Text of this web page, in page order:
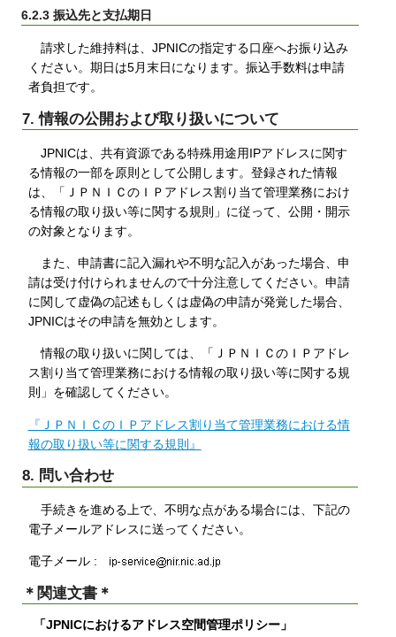
6.2.3 振込先と支払期日
請求した維持料は、JPNICの指定する口座へお振り込み
ください。期日は5月末日になります。振込手数料は申請
者負担です。
7. 情報の公開および取り扱いについて
JPNICは、共有資源である特殊用途用IPアドレスに関す
る情報の一部を原則として公開します。登録された情報
は、「ＪＰＮＩＣのＩＰアドレス割り当て管理業務におけ
る情報の取り扱い等に関する規則」に従って、公開・開示
の対象となります。
また、申請書に記入漏れや不明な記入があった場合、申
請は受け付けられませんので十分注意してください。申請
に関して虚偽の記述もしくは虚偽の申請が発覚した場合、
JPNICはその申請を無効とします。
情報の取り扱いに関しては、「ＪＰＮＩＣのＩＰアドレ
ス割り当て管理業務における情報の取り扱い等に関する規
則」を確認してください。
『ＪＰＮＩＣのＩＰアドレス割り当て管理業務における情
報の取り扱い等に関する規則』
8. 問い合わせ
手続きを進める上で、不明な点がある場合には、下記の
電子メールアドレスに送ってください。
電子メール :
＊関連文書＊
「JPNICにおけるアドレス空間管理ポリシー」